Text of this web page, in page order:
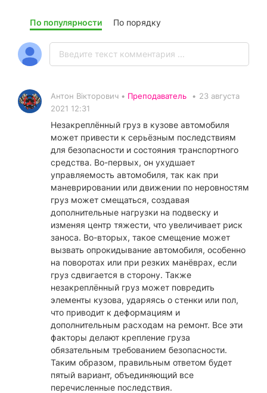
По популярности По порядку
Антон Вікторович • Преподаватель • 23 августа
2021 12:31
Незакреплённый груз в кузове автомобиля
может привести к серьёзным последствиям
для безопасности и состояния транспортного
средства. Во-первых, он ухудшает
управляемость автомобиля, так как при
маневрировании или движении по неровностям
груз может смещаться, создавая
дополнительные нагрузки на подвеску и
изменяя центр тяжести, что увеличивает риск
заноса. Во-вторых, такое смещение может
вызвать опрокидывание автомобиля, особенно
на поворотах или при резких манёврах, если
груз сдвигается в сторону. Также
незакреплённый груз может повредить
элементы кузова, ударяясь о стенки или пол,
что приводит к деформациям и
дополнительным расходам на ремонт. Все эти
факторы делают крепление груза
обязательным требованием безопасности.
Таким образом, правильным ответом будет
пятый вариант, объединяющий все
перечисленные последствия.